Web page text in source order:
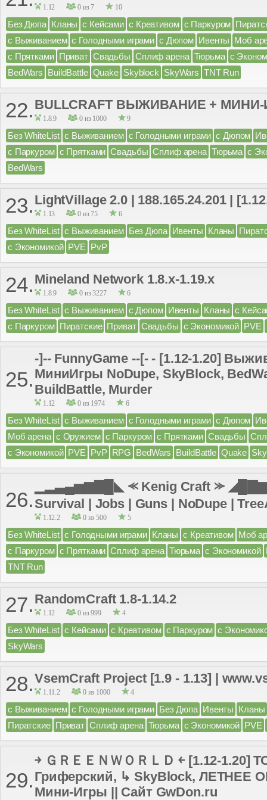
1.12 0 из 7 10
Без Дюпа Кланы с Кейсами с Креативом с Паркуром
с Выживанием с Голодными играми с Дюпом Ивенты Моб
с Прятками Приват Свадьбы Сплиф арена Тюрьма с
BedWars BuildBattle Quake Skyblock SkyWars TNT Run
22. BULLCRAFT ВЫЖИВАНИЕ +
1.8.9 0 из 1000 9
Без WhiteList с Выживанием с Голодными играми с Дюпом
с Паркуром с Прятками Свадьбы Сплиф арена Тюрьма с
BedWars
23. LightVillage 2.0 | 188.165.24.201 |
1.13 0 из 75 6
Без WhiteList с Выживанием Без Дюпа Ивенты Кланы
с Экономикой PVE PvP
24. Mineland Network 1.8.x-1.19.x
1.8.9 0 из 3227 6
Без WhiteList с Выживанием с Дюпом Ивенты Кланы с
с Паркуром Пиратские Приват Свадьбы с Экономикой PVE
25.
-]-- FunnyGame --[- - [1.12-1.20]
МиниИгры NoDupe, SkyBlock,
BuildBattle, Murder
1.12 0 из 1974 6
Без WhiteList с Выживанием с Голодными играми с Дюпом
Моб арена с Оружием с Паркуром с Прятками Свадьбы
с Экономикой PVE PvP RPG BedWars BuildBattle Quake
26.
▁▂▃▄▅▆▇█◣ ⪻ Kenig Craft ⪼
Survival | Jobs | Guns | NoDupe |
1.12.2 0 из 500 5
Без WhiteList с Голодными играми Кланы с Креативом Моб
с Паркуром с Прятками Сплиф арена Тюрьма с Экономикой
TNT Run
27. RandomCraft 1.8-1.14.2
1.12 0 из 999 4
Без WhiteList с Кейсами с Креативом с Паркуром с
SkyWars
28.VsemCraft Project [1.9 - 1.13] |
1.11.2 0 из 1000 4
с Выживанием с Голодными играми Без Дюпа Ивенты Кланы
Пиратские Приват Сплиф арена Тюрьма с Экономикой PVE
29.
￫ ＧＲＥＥＮＷＯＲＬＤ ￩ [1.12-
Гриферский, ↳ SkyBlock, ЛЕТНЕЕ
Мини-Игры || Сайт GwDon.ru